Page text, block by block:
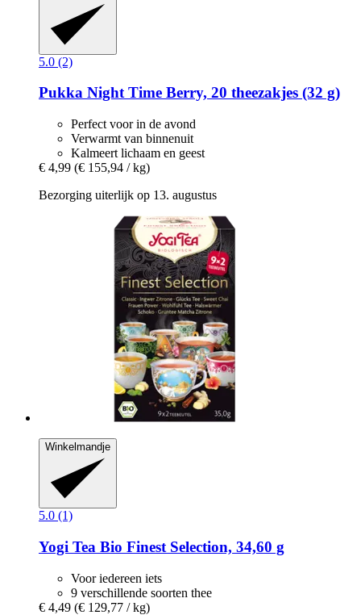
5.0 (2)
Pukka Night Time Berry, 20 theezakjes (32 g)
Perfect voor in de avond
Verwarmt van binnenuit
Kalmeert lichaam en geest
€ 4,99 (€ 155,94 / kg)
Bezorging uiterlijk op 13. augustus
Winkelmandje
5.0 (1)
Yogi Tea Bio Finest Selection, 34,60 g
Voor iedereen iets
9 verschillende soorten thee
€ 4,49 (€ 129,77 / kg)